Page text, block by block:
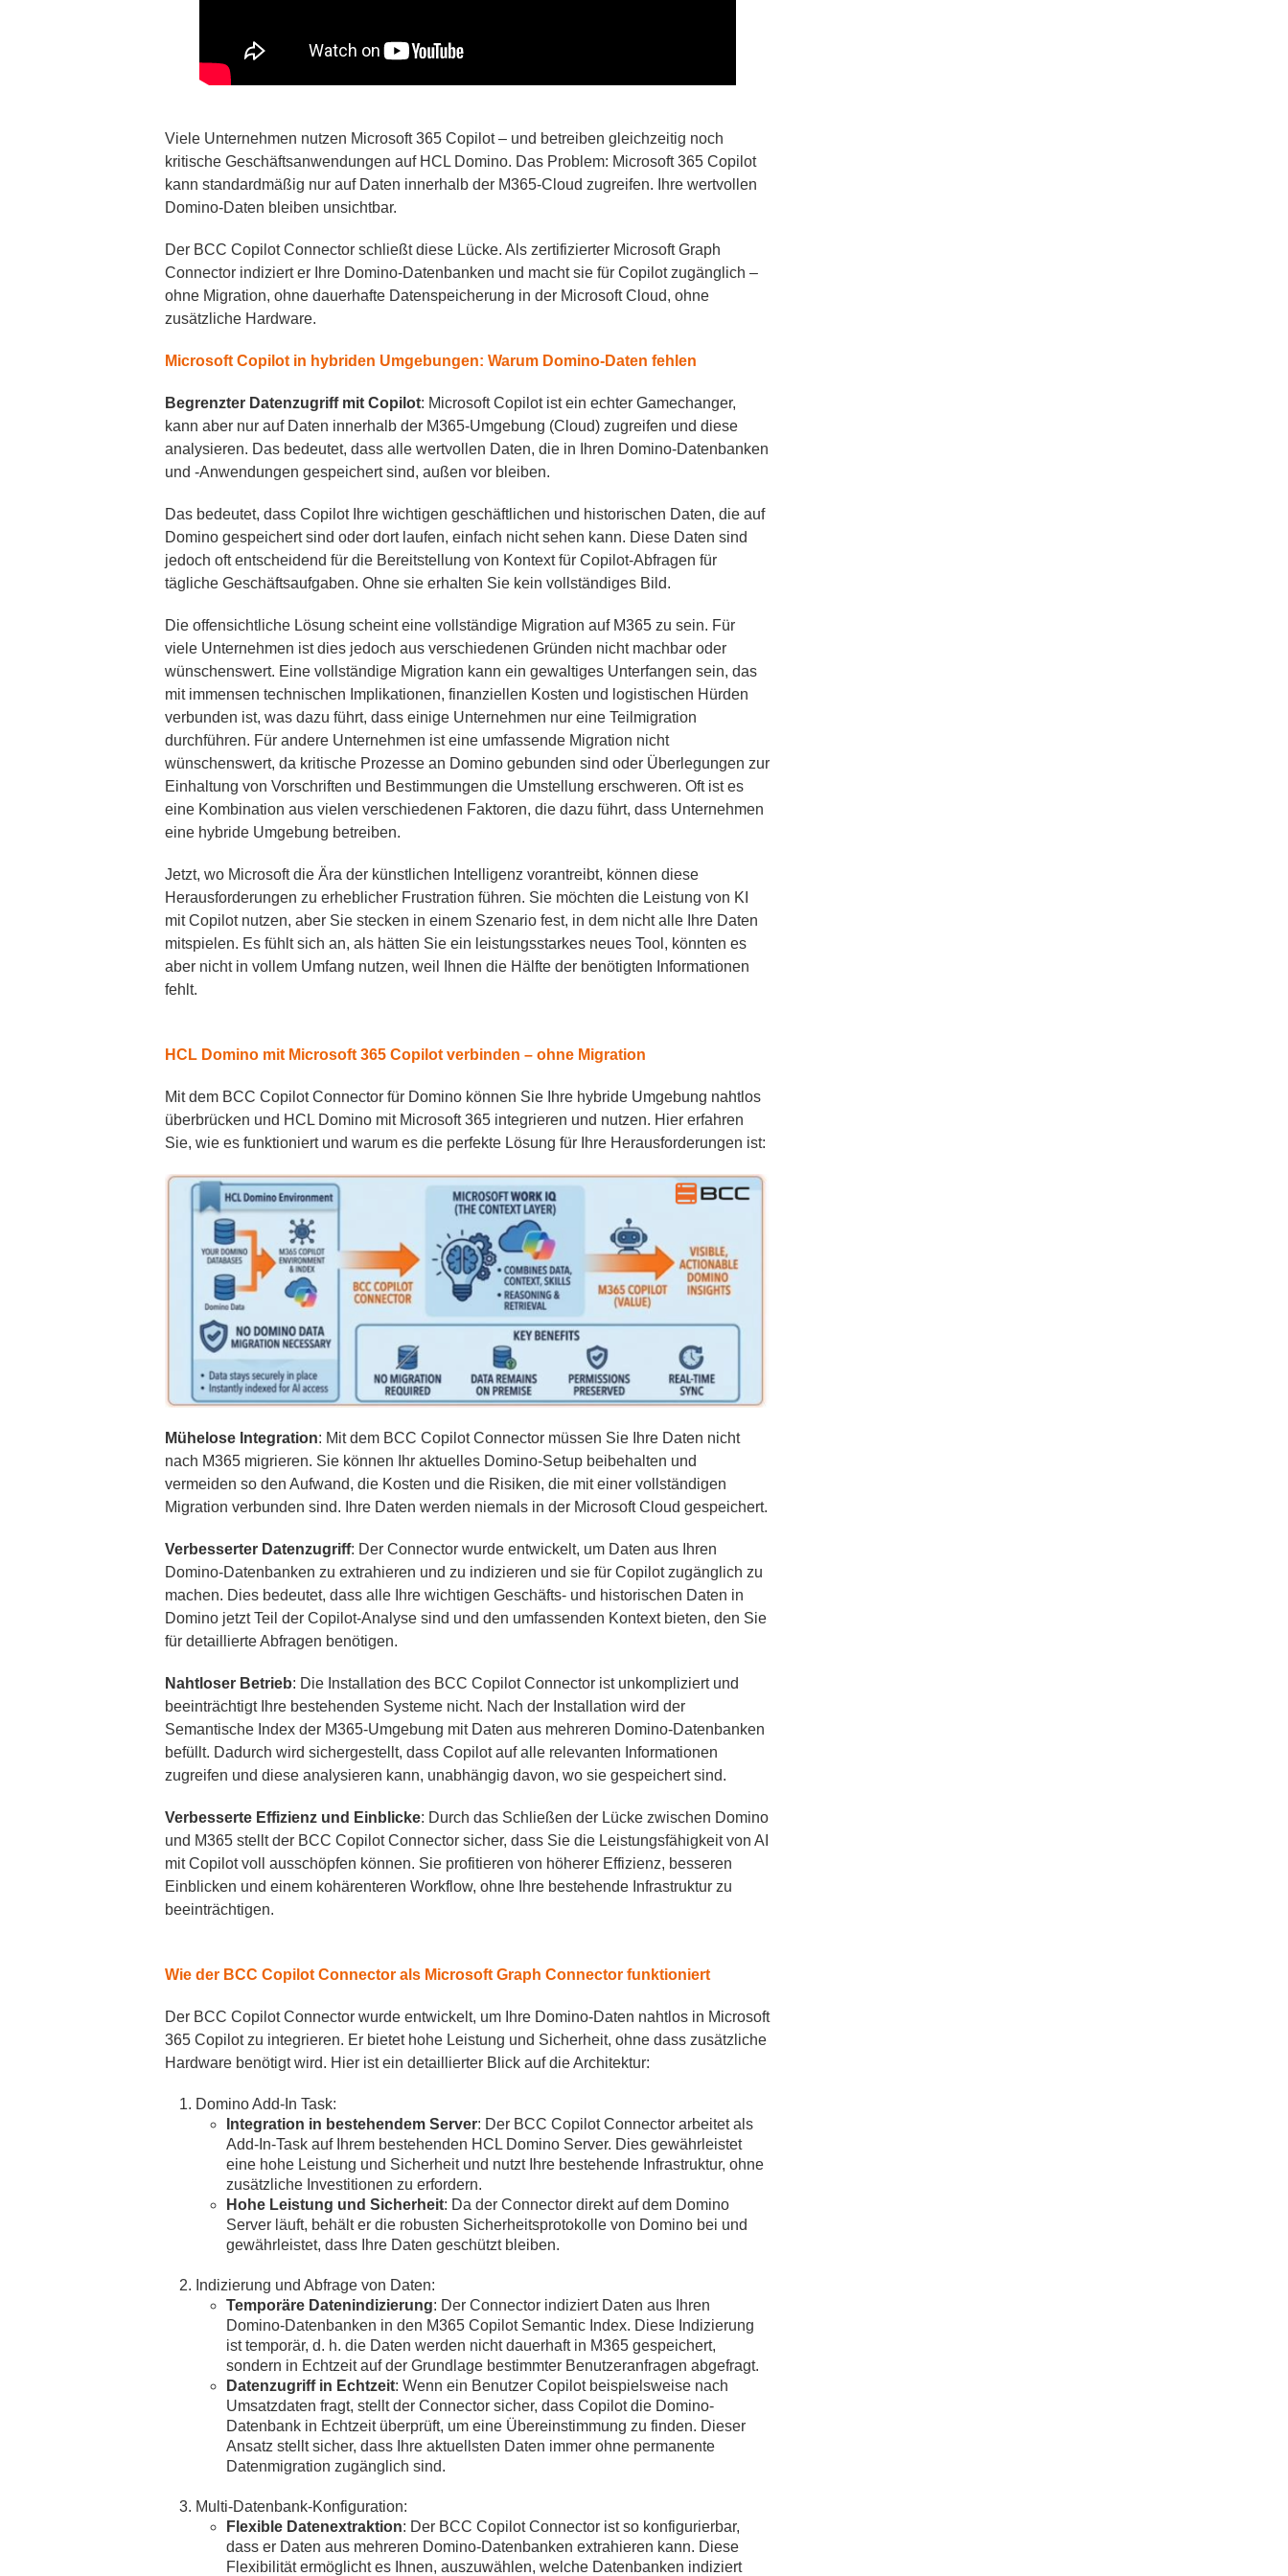
Viele Unternehmen nutzen Microsoft 365 Copilot – und betreiben gleichzeitig noch
kritische Geschäftsanwendungen auf HCL Domino. Das Problem: Microsoft 365 Copilot
kann standardmäßig nur auf Daten innerhalb der M365-Cloud zugreifen. Ihre wertvollen
Domino-Daten bleiben unsichtbar.
Der BCC Copilot Connector schließt diese Lücke. Als zertifizierter Microsoft Graph
Connector indiziert er Ihre Domino-Datenbanken und macht sie für Copilot zugänglich –
ohne Migration, ohne dauerhafte Datenspeicherung in der Microsoft Cloud, ohne
zusätzliche Hardware.
Microsoft Copilot in hybriden Umgebungen: Warum Domino-Daten fehlen
Begrenzter Datenzugriff mit Copilot: Microsoft Copilot ist ein echter Gamechanger,
kann aber nur auf Daten innerhalb der M365-Umgebung (Cloud) zugreifen und diese
analysieren. Das bedeutet, dass alle wertvollen Daten, die in Ihren Domino-Datenbanken
und -Anwendungen gespeichert sind, außen vor bleiben.
Das bedeutet, dass Copilot Ihre wichtigen geschäftlichen und historischen Daten, die auf
Domino gespeichert sind oder dort laufen, einfach nicht sehen kann. Diese Daten sind
jedoch oft entscheidend für die Bereitstellung von Kontext für Copilot-Abfragen für
tägliche Geschäftsaufgaben. Ohne sie erhalten Sie kein vollständiges Bild.
Die offensichtliche Lösung scheint eine vollständige Migration auf M365 zu sein. Für
viele Unternehmen ist dies jedoch aus verschiedenen Gründen nicht machbar oder
wünschenswert. Eine vollständige Migration kann ein gewaltiges Unterfangen sein, das
mit immensen technischen Implikationen, finanziellen Kosten und logistischen Hürden
verbunden ist, was dazu führt, dass einige Unternehmen nur eine Teilmigration
durchführen. Für andere Unternehmen ist eine umfassende Migration nicht
wünschenswert, da kritische Prozesse an Domino gebunden sind oder Überlegungen zur
Einhaltung von Vorschriften und Bestimmungen die Umstellung erschweren. Oft ist es
eine Kombination aus vielen verschiedenen Faktoren, die dazu führt, dass Unternehmen
eine hybride Umgebung betreiben.
Jetzt, wo Microsoft die Ära der künstlichen Intelligenz vorantreibt, können diese
Herausforderungen zu erheblicher Frustration führen. Sie möchten die Leistung von KI
mit Copilot nutzen, aber Sie stecken in einem Szenario fest, in dem nicht alle Ihre Daten
mitspielen. Es fühlt sich an, als hätten Sie ein leistungsstarkes neues Tool, könnten es
aber nicht in vollem Umfang nutzen, weil Ihnen die Hälfte der benötigten Informationen
fehlt.
HCL Domino mit Microsoft 365 Copilot verbinden – ohne Migration
Mit dem BCC Copilot Connector für Domino können Sie Ihre hybride Umgebung nahtlos
überbrücken und HCL Domino mit Microsoft 365 integrieren und nutzen. Hier erfahren
Sie, wie es funktioniert und warum es die perfekte Lösung für Ihre Herausforderungen ist:
Mühelose Integration: Mit dem BCC Copilot Connector müssen Sie Ihre Daten nicht
nach M365 migrieren. Sie können Ihr aktuelles Domino-Setup beibehalten und
vermeiden so den Aufwand, die Kosten und die Risiken, die mit einer vollständigen
Migration verbunden sind. Ihre Daten werden niemals in der Microsoft Cloud gespeichert.
Verbesserter Datenzugriff: Der Connector wurde entwickelt, um Daten aus Ihren
Domino-Datenbanken zu extrahieren und zu indizieren und sie für Copilot zugänglich zu
machen. Dies bedeutet, dass alle Ihre wichtigen Geschäfts- und historischen Daten in
Domino jetzt Teil der Copilot-Analyse sind und den umfassenden Kontext bieten, den Sie
für detaillierte Abfragen benötigen.
Nahtloser Betrieb: Die Installation des BCC Copilot Connector ist unkompliziert und
beeinträchtigt Ihre bestehenden Systeme nicht. Nach der Installation wird der
Semantische Index der M365-Umgebung mit Daten aus mehreren Domino-Datenbanken
befüllt. Dadurch wird sichergestellt, dass Copilot auf alle relevanten Informationen
zugreifen und diese analysieren kann, unabhängig davon, wo sie gespeichert sind.
Verbesserte Effizienz und Einblicke: Durch das Schließen der Lücke zwischen Domino
und M365 stellt der BCC Copilot Connector sicher, dass Sie die Leistungsfähigkeit von AI
mit Copilot voll ausschöpfen können. Sie profitieren von höherer Effizienz, besseren
Einblicken und einem kohärenteren Workflow, ohne Ihre bestehende Infrastruktur zu
beeinträchtigen.
Wie der BCC Copilot Connector als Microsoft Graph Connector funktioniert
Der BCC Copilot Connector wurde entwickelt, um Ihre Domino-Daten nahtlos in Microsoft
365 Copilot zu integrieren. Er bietet hohe Leistung und Sicherheit, ohne dass zusätzliche
Hardware benötigt wird. Hier ist ein detaillierter Blick auf die Architektur:
Domino Add-In Task:
Integration in bestehendem Server: Der BCC Copilot Connector arbeitet als
Add-In-Task auf Ihrem bestehenden HCL Domino Server. Dies gewährleistet
eine hohe Leistung und Sicherheit und nutzt Ihre bestehende Infrastruktur, ohne
zusätzliche Investitionen zu erfordern.
Hohe Leistung und Sicherheit: Da der Connector direkt auf dem Domino
Server läuft, behält er die robusten Sicherheitsprotokolle von Domino bei und
gewährleistet, dass Ihre Daten geschützt bleiben.
Indizierung und Abfrage von Daten:
Temporäre Datenindizierung: Der Connector indiziert Daten aus Ihren
Domino-Datenbanken in den M365 Copilot Semantic Index. Diese Indizierung
ist temporär, d. h. die Daten werden nicht dauerhaft in M365 gespeichert,
sondern in Echtzeit auf der Grundlage bestimmter Benutzeranfragen abgefragt.
Datenzugriff in Echtzeit: Wenn ein Benutzer Copilot beispielsweise nach
Umsatzdaten fragt, stellt der Connector sicher, dass Copilot die Domino-
Datenbank in Echtzeit überprüft, um eine Übereinstimmung zu finden. Dieser
Ansatz stellt sicher, dass Ihre aktuellsten Daten immer ohne permanente
Datenmigration zugänglich sind.
Multi-Datenbank-Konfiguration:
Flexible Datenextraktion: Der BCC Copilot Connector ist so konfigurierbar,
dass er Daten aus mehreren Domino-Datenbanken extrahieren kann. Diese
Flexibilität ermöglicht es Ihnen, auszuwählen, welche Datenbanken indiziert